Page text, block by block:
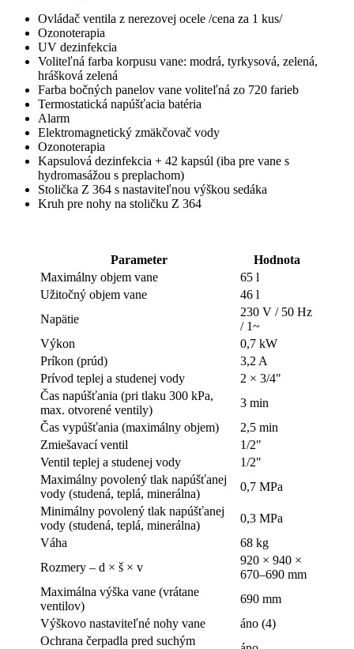
Ovládač ventila z nerezovej ocele /cena za 1 kus/
Ozonoterapia
UV dezinfekcia
Voliteľná farba korpusu vane: modrá, tyrkysová, zelená,
hrášková zelená
Farba bočných panelov vane voliteľná zo 720 farieb
Termostatická napúšťacia batéria
Alarm
Elektromagnetický zmäkčovač vody
Ozonoterapia
Kapsulová dezinfekcia + 42 kapsúl (iba pre vane s
hydromasážou s preplachom)
Stolička Z 364 s nastaviteľnou výškou sedáka
Kruh pre nohy na stoličku Z 364
Parameter
Hodnota
Maximálny objem vane
65 l
Užitočný objem vane
46 l
Napätie
230 V / 50 Hz
/ 1~
Výkon
0,7 kW
Príkon (prúd)
3,2 A
Prívod teplej a studenej vody
2 × 3/4"
Čas napúšťania (pri tlaku 300 kPa,
max. otvorené ventily)
3 min
Čas vypúšťania (maximálny objem)
2,5 min
Zmiešavací ventil
1/2"
Ventil teplej a studenej vody
1/2"
Maximálny povolený tlak napúšťanej
vody (studená, teplá, minerálna)
0,7 MPa
Minimálny povolený tlak napúšťanej
vody (studená, teplá, minerálna)
0,3 MPa
Váha
68 kg
Rozmery – d × š × v
920 × 940 ×
670–690 mm
Maximálna výška vane (vrátane
ventilov)
690 mm
Výškovo nastaviteľné nohy vane
áno (4)
Ochrana čerpadla pred suchým